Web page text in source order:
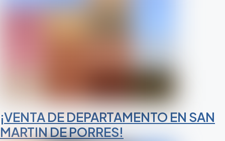
¡VENTA DE DEPARTAMENTO EN SAN
MARTIN DE PORRES!